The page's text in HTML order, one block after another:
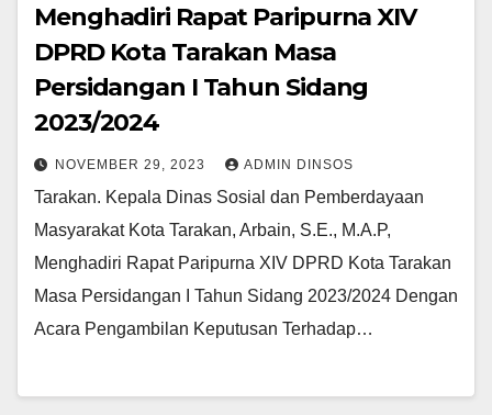
Menghadiri Rapat Paripurna XIV
DPRD Kota Tarakan Masa
Persidangan I Tahun Sidang
2023/2024
NOVEMBER 29, 2023 ADMIN DINSOS
Tarakan. Kepala Dinas Sosial dan Pemberdayaan
Masyarakat Kota Tarakan, Arbain, S.E., M.A.P,
Menghadiri Rapat Paripurna XIV DPRD Kota Tarakan
Masa Persidangan I Tahun Sidang 2023/2024 Dengan
Acara Pengambilan Keputusan Terhadap…